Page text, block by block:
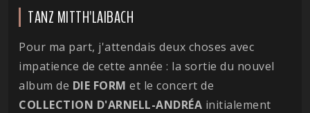
TANZ MITTH'LAIBACH
Pour ma part, j'attendais deux choses avec
impatience de cette année : la sortie du nouvel
album de DIE FORM et le concert de
COLLECTION D'ARNELL-ANDRÉA initialement